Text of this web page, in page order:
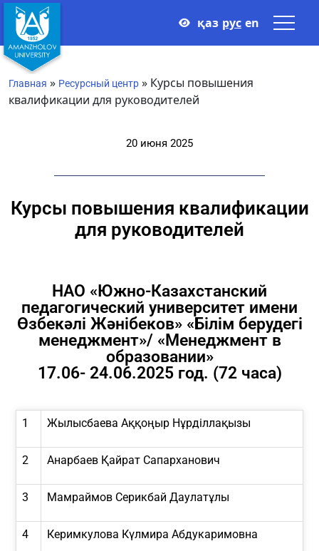
қаз рус en
Главная » Ресурсный центр » Курсы повышения
квалификации для руководителей
20 июня 2025
Курсы повышения квалификации
для руководителей
НАО «Южно-Казахстанский
педагогический университет имени
Өзбекәлі Жәнібеков» «Білім берудегі
менеджмент»/ «Менеджмент в
образовании»
17.06- 24.06.2025 год. (72 часа)
1 Жылысбаева Аққоңыр Нұрділлақызы
2 Анарбаев Қайрат Сапарханович
3 Мамраймов Серикбай Даулатұлы
4 Керимкулова Күлмира Абдукаримовна